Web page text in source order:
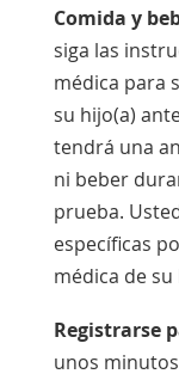
Comida y
siga las
médica para
su hijo(a)
tendrá una
ni beber
prueba.
específicas
médica de su
Registrarse
unos